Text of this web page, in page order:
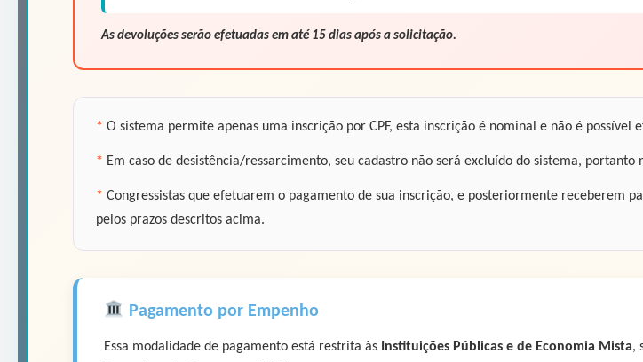
As devoluções serão efetuadas em até 15 dias após a solicitação.
* O sistema permite apenas uma inscrição por CPF, esta inscrição é nominal e não é
* Em caso de desistência/ressarcimento, seu cadastro não será excluído do sistema,
* Congressistas que efetuarem o pagamento de sua inscrição, e posteriormente receberem
pelos prazos descritos acima.
Pagamento por Empenho
Essa modalidade de pagamento está restrita às Instituições Públicas e de Economia Mista,